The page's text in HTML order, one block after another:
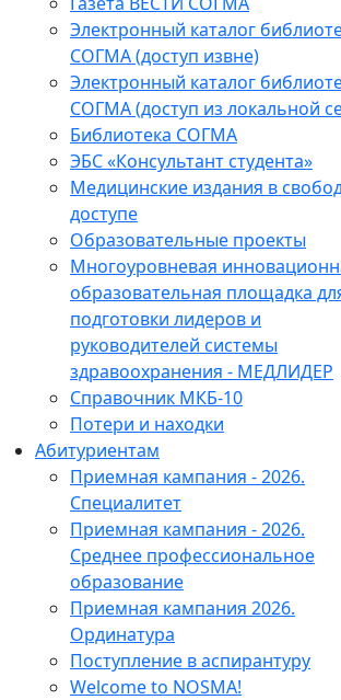
Электронный каталог
СОГМА (доступ извне)
Электронный каталог
СОГМА (доступ из локальной
Библиотека СОГМА
ЭБС «Консультант студента»
Медицинские издания в
доступе
Образовательные проекты
Многоуровневая
образовательная площадка
подготовки лидеров и
руководителей системы
здравоохранения - МЕДЛИДЕР
Справочник МКБ-10
Потери и находки
Абитуриентам
Приемная кампания - 2026.
Специалитет
Приемная кампания - 2026.
Среднее профессиональное
образование
Приемная кампания 2026.
Ординатура
Поступление в аспирантуру
Welcome to NOSMA!